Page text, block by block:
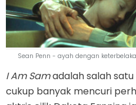
Sean Penn - ayah dengan
I Am Samadalah salah satu
cukup banyak mencuri